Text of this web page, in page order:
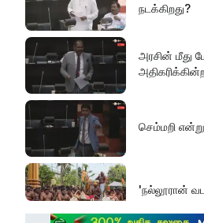
நடக்கிறது?
அரசின் மீது
செம்மறி
'நல்லூரான்